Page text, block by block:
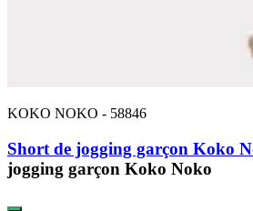
KOKO NOKO - 58846
Short de jogging garçon Koko
jogging garçon Koko Noko